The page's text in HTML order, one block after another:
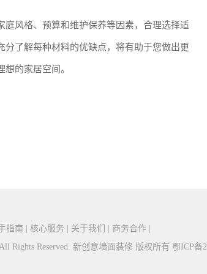
风格、预算和维护保养等因素，合理选择适
了解每种材料的优缺点，将有助于您做出更
的家居空间。
指南 | 核心服务 | 关于我们 | 商务合作 |
Rights Reserved. 新创意墙面装修 版权所有 鄂ICP备